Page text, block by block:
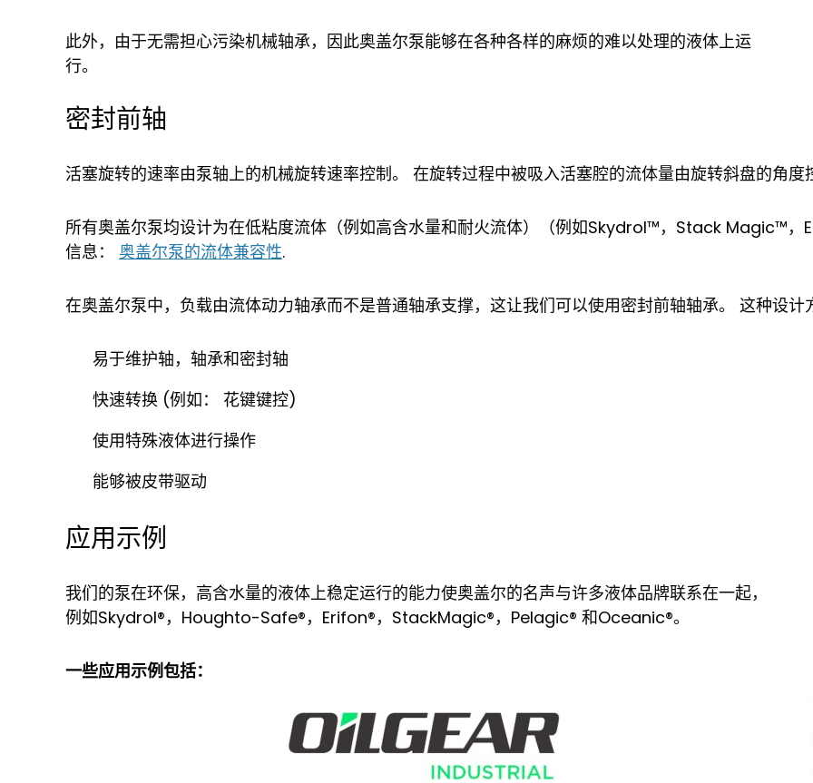
此外，由于无需担心污染机械轴承，因此奥盖尔泵能够在各种各样的麻烦的难以处理的液体上运
行。
密封前轴
活塞旋转的速率由泵轴上的机械旋转速率控制。 在旋转过程中被吸入活塞腔的流体量由旋转斜盘的角度
所有奥盖尔泵均设计为在低粘度流体（例如高含水量和耐火流体）（例如Skydrol™，Stack Magic™
信息： 奥盖尔泵的流体兼容性.
在奥盖尔泵中，负载由流体动力轴承而不是普通轴承支撑，这让我们可以使用密封前轴轴承。 这种设计
易于维护轴，轴承和密封轴
快速转换 (例如： 花键键控)
使用特殊液体进行操作
能够被皮带驱动
应用示例
我们的泵在环保，高含水量的液体上稳定运行的能力使奥盖尔的名声与许多液体品牌联系在一起，
例如Skydrol®，Houghto-Safe®，Erifon®，StackMagic®，Pelagic® 和Oceanic®。
一些应用示例包括：